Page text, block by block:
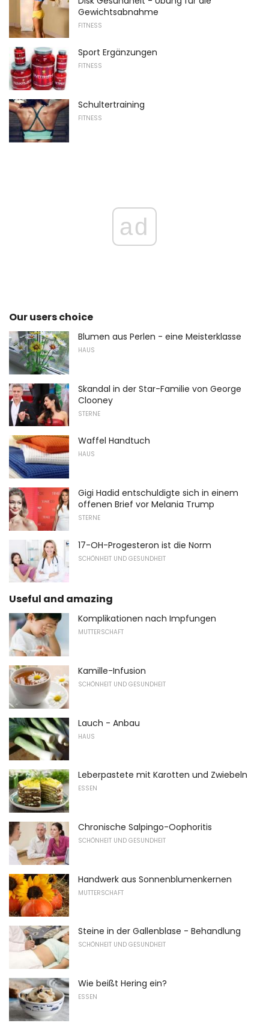
Gewichtsabnahme
FITNESS
Sport Ergänzungen
FITNESS
Schultertraining
FITNESS
ad
Our users choice
Blumen aus Perlen - eine Meisterklasse
HAUS
Skandal in der Star-Familie von George
Clooney
STERNE
Waffel Handtuch
HAUS
Gigi Hadid entschuldigte sich in einem
offenen Brief vor Melania Trump
STERNE
17-OH-Progesteron ist die Norm
SCHÖNHEIT UND GESUNDHEIT
Useful and amazing
Komplikationen nach Impfungen
MUTTERSCHAFT
Kamille-Infusion
SCHÖNHEIT UND GESUNDHEIT
Lauch - Anbau
HAUS
Leberpastete mit Karotten und Zwiebeln
ESSEN
Chronische Salpingo-Oophoritis
SCHÖNHEIT UND GESUNDHEIT
Handwerk aus Sonnenblumenkernen
MUTTERSCHAFT
Steine ​​in der Gallenblase - Behandlung
SCHÖNHEIT UND GESUNDHEIT
Wie beißt Hering ein?
ESSEN